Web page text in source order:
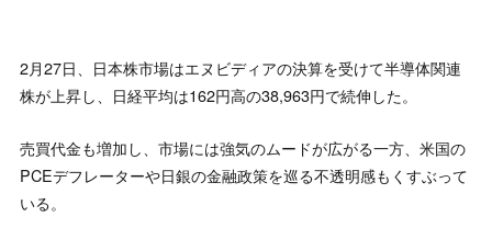
2月27日、日本株市場はエヌビディアの決算を受けて半導体関連
株が上昇し、日経平均は162円高の38,963円で続伸した。
売買代金も増加し、市場には強気のムードが広がる一方、米国の
PCEデフレーターや日銀の金融政策を巡る不透明感もくすぶって
いる。